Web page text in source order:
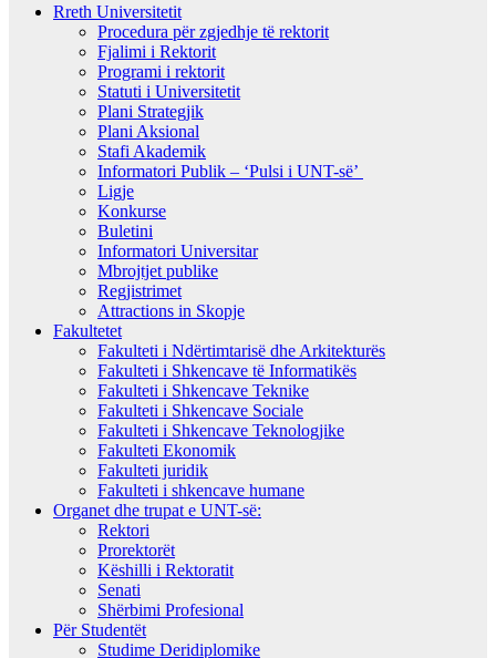
Rreth Universitetit
Procedura për zgjedhje të rektorit
Fjalimi i Rektorit
Programi i rektorit
Statuti i Universitetit
Plani Strategjik
Plani Aksional
Stafi Akademik
Informatori Publik – ‘Pulsi i UNT-së’
Ligje
Konkurse
Buletini
Informatori Universitar
Mbrojtjet publike
Regjistrimet
Attractions in Skopje
Fakultetet
Fakulteti i Ndërtimtarisë dhe Arkitekturës
Fakulteti i Shkencave të Informatikës
Fakulteti i Shkencave Teknike
Fakulteti i Shkencave Sociale
Fakulteti i Shkencave Teknologjike
Fakulteti Ekonomik
Fakulteti juridik
Fakulteti i shkencave humane
Organet dhe trupat e UNT-së:
Rektori
Prorektorët
Këshilli i Rektoratit
Senati
Shërbimi Profesional
Për Studentët
Studime Deridiplomike